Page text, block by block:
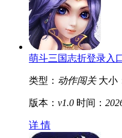
萌斗三国志折登录入
类型： 动作闯关 大小
版本： v1.0 时间：
详 情